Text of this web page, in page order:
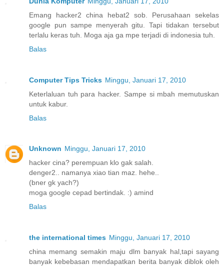
Emang hacker2 china hebat2 sob. Perusahaan sekelas
google pun sampe menyerah gitu. Tapi tidakan tersebut
terlalu keras tuh. Moga aja ga mpe terjadi di indonesia tuh.
Balas
Computer Tips Tricks Minggu, Januari 17, 2010
Keterlaluan tuh para hacker. Sampe si mbah memutuskan
untuk kabur.
Balas
Unknown Minggu, Januari 17, 2010
hacker cina? perempuan klo gak salah.
denger2.. namanya xiao tian maz. hehe..
(bner gk yach?)
moga google cepad bertindak. :) amind
Balas
the international times Minggu, Januari 17, 2010
china memang semakin maju dlm banyak hal,tapi sayang
banyak kebebasan mendapatkan berita banyak diblok oleh